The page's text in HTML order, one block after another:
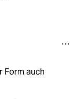
Form auch